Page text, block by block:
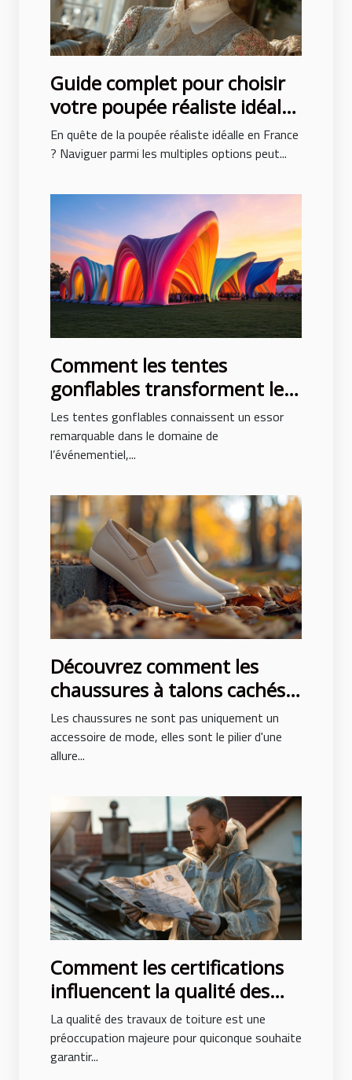
Guide complet pour choisir
votre poupée réaliste idéale
en France
En quête de la poupée réaliste idéalle en France
? Naviguer parmi les multiples options peut...
Comment les tentes
gonflables transforment les
événements en spectacles
Les tentes gonflables connaissent un essor
remarquable dans le domaine de
l’événementiel,...
Découvrez comment les
chaussures à talons cachés
peuvent transformer votre
posture et style
Les chaussures ne sont pas uniquement un
accessoire de mode, elles sont le pilier d'une
allure...
Comment les certifications
influencent la qualité des
travaux de toiture
La qualité des travaux de toiture est une
préoccupation majeure pour quiconque souhaite
garantir...